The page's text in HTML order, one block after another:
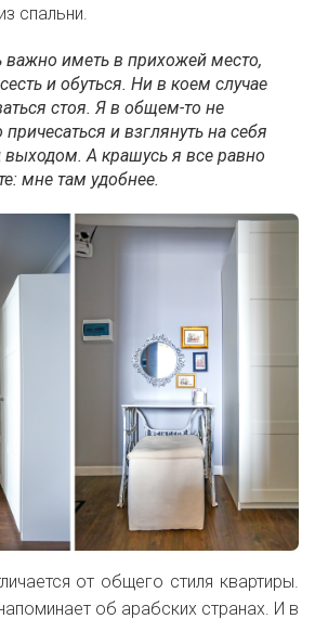
спальни.
иметь в прихожей место,
и обуться. Ни в коем случае
стоя. Я в общем-то не
и взглянуть на себя
выходом. А крашусь я все равно
мне там удобнее.
от общего стиля квартиры.
об арабских странах. И в